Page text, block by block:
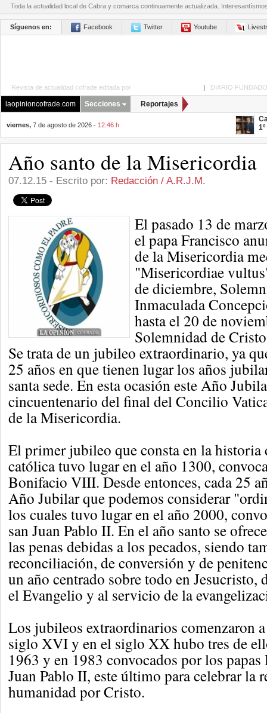
Toda la actualidad local de Cabra y comarca continuamente actualizada.
Síguenos en: Facebook Twitter Youtube
Revista de actualidad cofrade editada por | DIARIO
laopinioncofrade.com Secciones Reportajes
viernes, 7 de agosto de 2026 - 12:46 h
Año santo de la Misericordia
07.12.15 - Escrito por: Redacción / A.R.J.M.
El pasado 13 de
el papa Francisco
de la Misericordia
"Misericordiae
de diciembre,
Inmaculada
hasta el 20 de
Solemnidad de
Se trata de un jubileo extraordinario, ya
25 años en que tienen lugar los años
santa sede. En esta ocasión este Año
cincuentenario del final del Concilio
de la Misericordia.
El primer jubileo que consta en la historia
católica tuvo lugar en el año 1300,
Bonifacio VIII. Desde entonces, cada 25
Año Jubilar que podemos considerar
los cuales tuvo lugar en el año 2000,
san Juan Pablo II. En el año santo se
las penas debidas a los pecados, siendo
reconciliación, de conversión y de
un año centrado sobre todo en Jesucristo,
el Evangelio y al servicio de la
Los jubileos extraordinarios comenzaron
siglo XVI y en el siglo XX hubo tres de
1963 y en 1983 convocados por los
Juan Pablo II, este último para celebrar la
humanidad por Cristo.